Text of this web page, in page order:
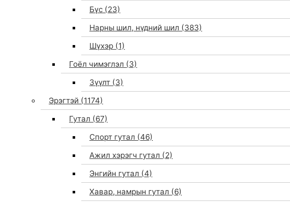
Бүс (23)
Нарны шил, нүдний шил (383)
Шүхэр (1)
Гоёл чимэглэл (3)
Зүүлт (3)
Эрэгтэй (1174)
Гутал (67)
Спорт гутал (46)
Ажил хэрэгч гутал (2)
Энгийн гутал (4)
Хавар, намрын гутал (6)